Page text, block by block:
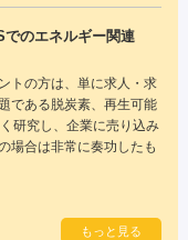
でのエネルギー関連
トの方は、単に求人・求
である脱炭素、再生可能
研究し、企業に売り込み
場合は非常に奏功したも
もっと見る